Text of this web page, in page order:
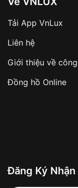
sản phẩm
hàng
Số tiền
✔️ Đảm
✔️ Hạn
Từ khóa SEO:
Tải App VnLux
Liên hệ
Giới thiệu về
Đồng hồ Online
Đăng Ký Nhận